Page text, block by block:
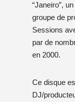
“Janeiro”,
groupe de
Sessions
par de
en 2000.
Ce disque
DJ/